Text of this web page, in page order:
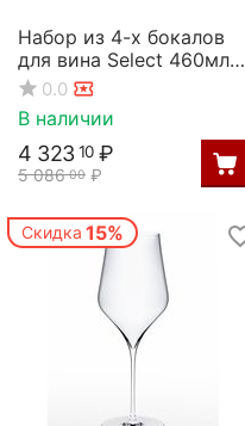
Набор из 4-х бокалов
для вина Select 460мл;
D=62/85,H=255мм,
Rona
0.0
В наличии
5 086 00 ₽
4 323 10 ₽
Скидка 15%